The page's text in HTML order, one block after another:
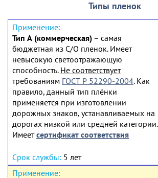
Типы пленок
Тип А (коммерческая) – самая
бюджетная из С/О пленок. Имеет
невысокую светоотражающую
способность. Не соответствует
требованиям ГОСТ Р 52290-2004. Как
правило, данный тип плёнки
применяется при изготовлении
дорожных знаков, устанавливаемых на
дорогах низкой или средней категории.
Имеетсертификат соответствия
5 лет